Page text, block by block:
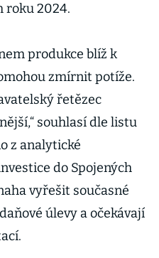
roku 2024.
produkce blíž k
zmírnit potíže.
řetězec
souhlasí dle listu
z analytické
do Spojených
vyřešit současné
úlevy a očekávají